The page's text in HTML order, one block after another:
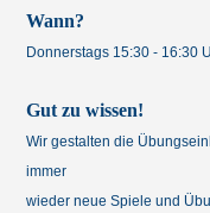
Wann?
Donnerstags 15:30 - 16:30
Gut zu wissen!
Wir gestalten die
immer
wieder neue Spiele und